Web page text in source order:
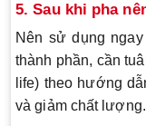
5. Sau khi pha
Nên sử dụng
thành phần, cần
life) theo hướng
và giảm chất lượng.